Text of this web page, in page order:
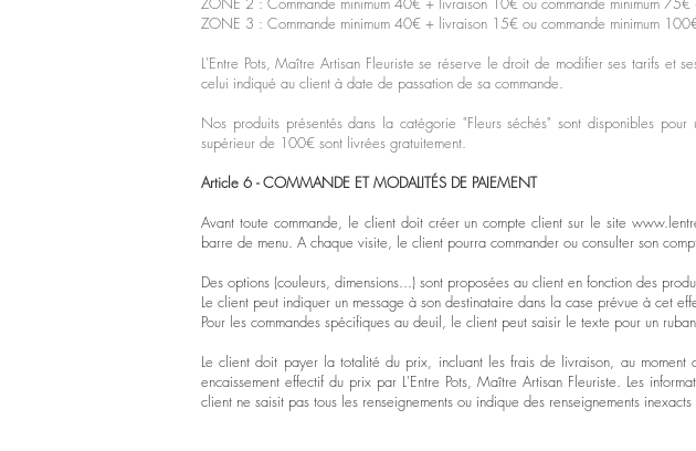
ZONE 3 : Commande minimum 40€ + livraison 15€ ou commande minimum
L'Entre Pots, Maître Artisan Fleuriste se réserve le droit de modifier ses tarifs et
celui indiqué au client à date de passation de sa commande.
Nos produits présentés dans la catégorie "Fleurs séchés" sont disponibles
supérieur de 100€ sont livrées gratuitement.
Article 6 - COMMANDE ET MODALITÉS DE PAIEMENT
Avant toute commande, le client doit créer un compte client sur le site
barre de menu. A chaque visite, le client pourra commander ou consulter son
Des options (couleurs, dimensions...) sont proposées au client en fonction des
Le client peut indiquer un message à son destinataire dans la case prévue à cet
Pour les commandes spécifiques au deuil, le client peut saisir le texte pour un
Le client doit payer la totalité du prix, incluant les frais de livraison, au
encaissement effectif du prix par L'Entre Pots, Maître Artisan Fleuriste. Les
client ne saisit pas tous les renseignements ou indique des renseignements